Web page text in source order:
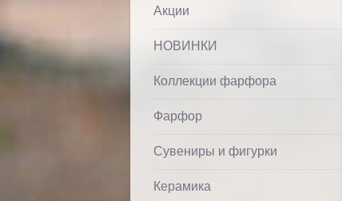
Акции
НОВИНКИ
Коллекции фарфора
Фарфор
Сувениры и фигурки
Керамика